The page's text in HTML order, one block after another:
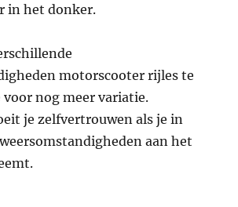
in het donker.
motorscooter rijles te
nog meer variatie.
je zelfvertrouwen als je in
aan het